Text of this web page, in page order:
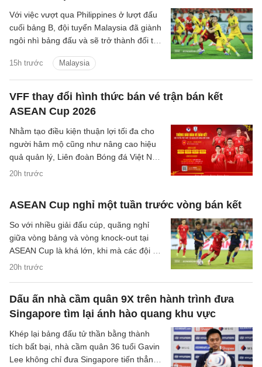
15h trước Malaysia
Với việc vượt qua Philippines ở lượt đấu
cuối bảng B, đội tuyển Malaysia đã giành
ngôi nhì bảng đấu và sẽ trở thành đối thủ
hành trình bảo vệ ngôi vương Đông Nam
Á.
VFF thay đổi hình thức bán vé trận bán kết
ASEAN Cup 2026
20h trước
Nhằm tạo điều kiện thuận lợi tối đa cho
người hâm mộ cũng như nâng cao hiệu
quả quản lý, Liên đoàn Bóng đá Việt Nam
(VFF) đã chính thức thông báo về việc
ASEAN Cup nghỉ một tuần trước vòng bán kết
20h trước
So với nhiều giải đấu cúp, quãng nghỉ
giữa vòng bảng và vòng knock-out tại
ASEAN Cup là khá lớn, khi mà các đội sẽ
có quãng nghỉ lên tới một tuần cho các
Dấu ấn nhà cầm quân 9X trên hành trình đưa
Singapore tìm lại ánh hào quang khu vực
Khép lại bảng đấu tử thần bằng thành
tích bất bại, nhà cầm quân 36 tuổi Gavin
Lee không chỉ đưa Singapore tiến thẳng